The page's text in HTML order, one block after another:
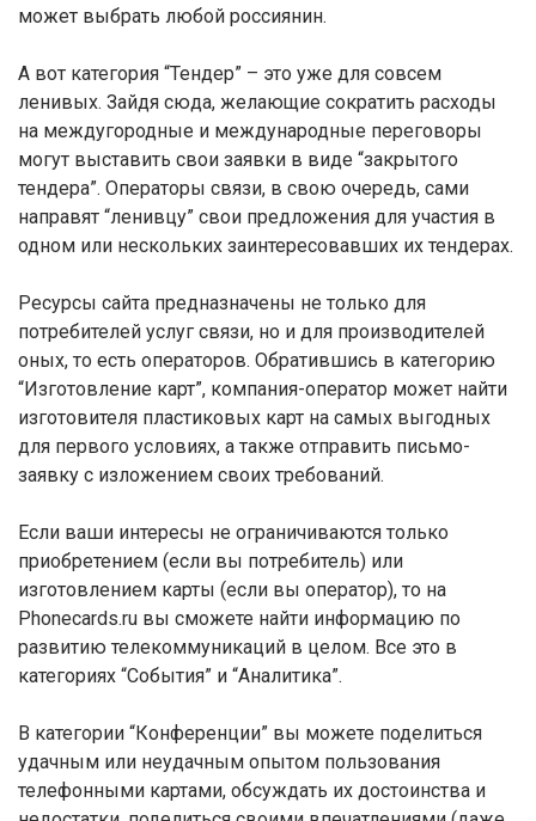
может выбрать любой россиянин.
А вот категория “Тендер” – это уже для совсем
ленивых. Зайдя сюда, желающие сократить расходы
на междугородные и международные переговоры
могут выставить свои заявки в виде “закрытого
тендера”. Операторы связи, в свою очередь, сами
направят “ленивцу” свои предложения для участия в
одном или нескольких заинтересовавших их тендерах.
Ресурсы сайта предназначены не только для
потребителей услуг связи, но и для производителей
оных, то есть операторов. Обратившись в категорию
“Изготовление карт”, компания-оператор может найти
изготовителя пластиковых карт на самых выгодных
для первого условиях, а также отправить письмо-
заявку с изложением своих требований.
Если ваши интересы не ограничиваются только
приобретением (если вы потребитель) или
изготовлением карты (если вы оператор), то на
Phonecards.ru вы сможете найти информацию по
развитию телекоммуникаций в целом. Все это в
категориях “События” и “Аналитика”.
В категории “Конференции” вы можете поделиться
удачным или неудачным опытом пользования
телефонными картами, обсуждать их достоинства и